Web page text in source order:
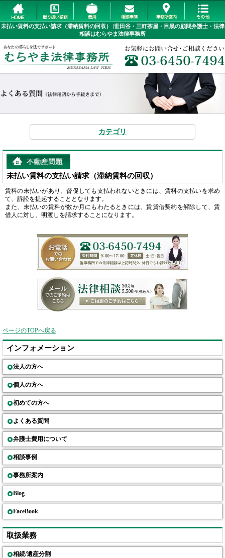
未払い賃料の支払い請求（滞納賃料の回収） |世田谷・三軒茶屋・目黒の顧問弁護士・法律
相談はむらやま法律事務所
カテゴリ
未払い賃料の支払い請求（滞納賃料の回収）
賃料の未払いがあり、督促しても支払われないときには、賃料の支払いを求め
て、訴訟を提起することとなります。
また、未払いの賃料が数か月にもわたるときには、賃貸借契約を解除して、賃
借人に対し、明渡しを請求することになります。
ページのTOPへ戻る
インフォメーション
法人の方へ
個人の方へ
初めての方へ
よくある質問
弁護士費用について
相談事例
事務所案内
Blog
FaceBook
取扱業務
相続/遺産分割